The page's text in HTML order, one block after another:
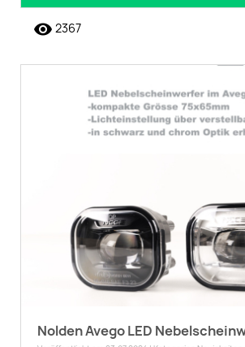
remove_red_eye 2367
Nolden Avego LED